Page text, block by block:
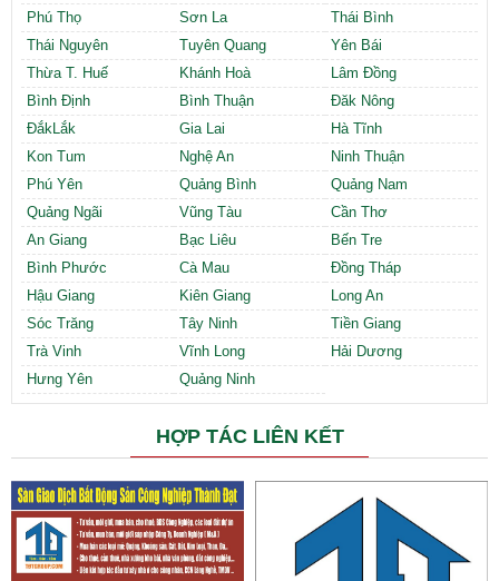
Phú Thọ
Sơn La
Thái Bình
Thái Nguyên
Tuyên Quang
Yên Bái
Thừa T. Huế
Khánh Hoà
Lâm Đồng
Bình Định
Bình Thuận
Đăk Nông
ĐắkLắk
Gia Lai
Hà Tĩnh
Kon Tum
Nghệ An
Ninh Thuận
Phú Yên
Quảng Bình
Quảng Nam
Quảng Ngãi
Vũng Tàu
Cần Thơ
An Giang
Bạc Liêu
Bến Tre
Bình Phước
Cà Mau
Đồng Tháp
Hậu Giang
Kiên Giang
Long An
Sóc Trăng
Tây Ninh
Tiền Giang
Trà Vinh
Vĩnh Long
Hải Dương
Hưng Yên
Quảng Ninh
HỢP TÁC LIÊN KẾT